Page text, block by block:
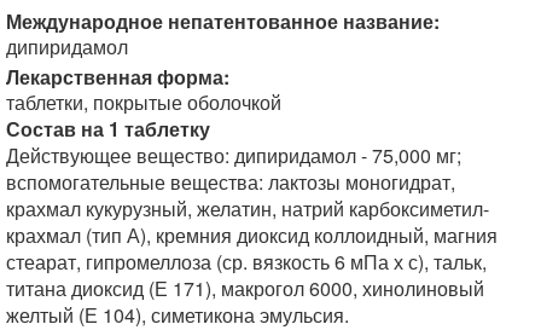
Международное непатентованное название:
дипиридамол
Лекарственная форма:
таблетки, покрытые оболочкой
Состав на 1 таблетку
Действующее вещество: дипиридамол - 75,000 мг;
вспомогательные вещества: лактозы моногидрат,
крахмал кукурузный, желатин, натрий карбоксиметил-
крахмал (тип А), кремния диоксид коллоидный, магния
стеарат, гипромеллоза (ср. вязкость 6 мПа х с), тальк,
титана диоксид (Е 171), макрогол 6000, хинолиновый
желтый (Е 104), симетикона эмульсия.